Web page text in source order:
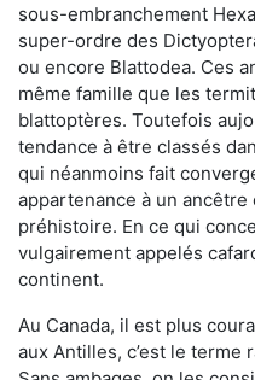
sous-embranchement
super-ordre des
ou encore Blattodea. Ces
même famille que les
blattoptères. Toutefois
tendance à être classés
qui néanmoins fait
appartenance à un
préhistoire. En ce qui
vulgairement appelés
continent.
Au Canada, il est plus
aux Antilles, c’est le terme